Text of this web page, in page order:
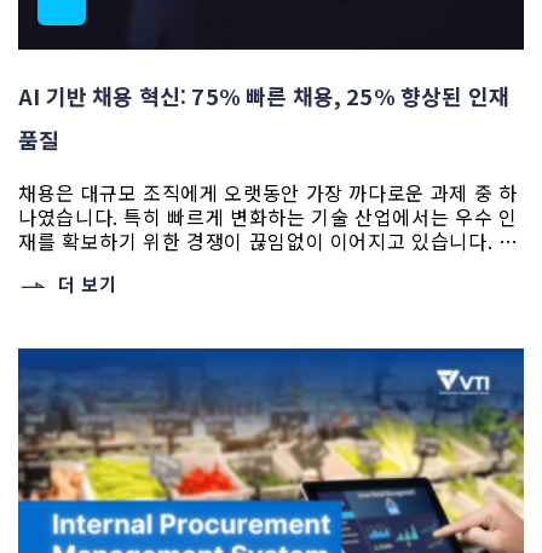
AI 기반 채용 혁신: 75% 빠른 채용, 25% 향상된 인재
품질
채용은 대규모 조직에게 오랫동안 가장 까다로운 과제 중 하
나였습니다. 특히 빠르게 변화하는 기술 산업에서는 우수 인
재를 확보하기 위한 경쟁이 끊임없이 이어지고 있습니다. 매
원자 경험을 신속히 제공해야 하는 기업에게, 전통적인 채용
Recruiting) 은 현실적인 대안으로 부상하였습니다. [...]
더 보기